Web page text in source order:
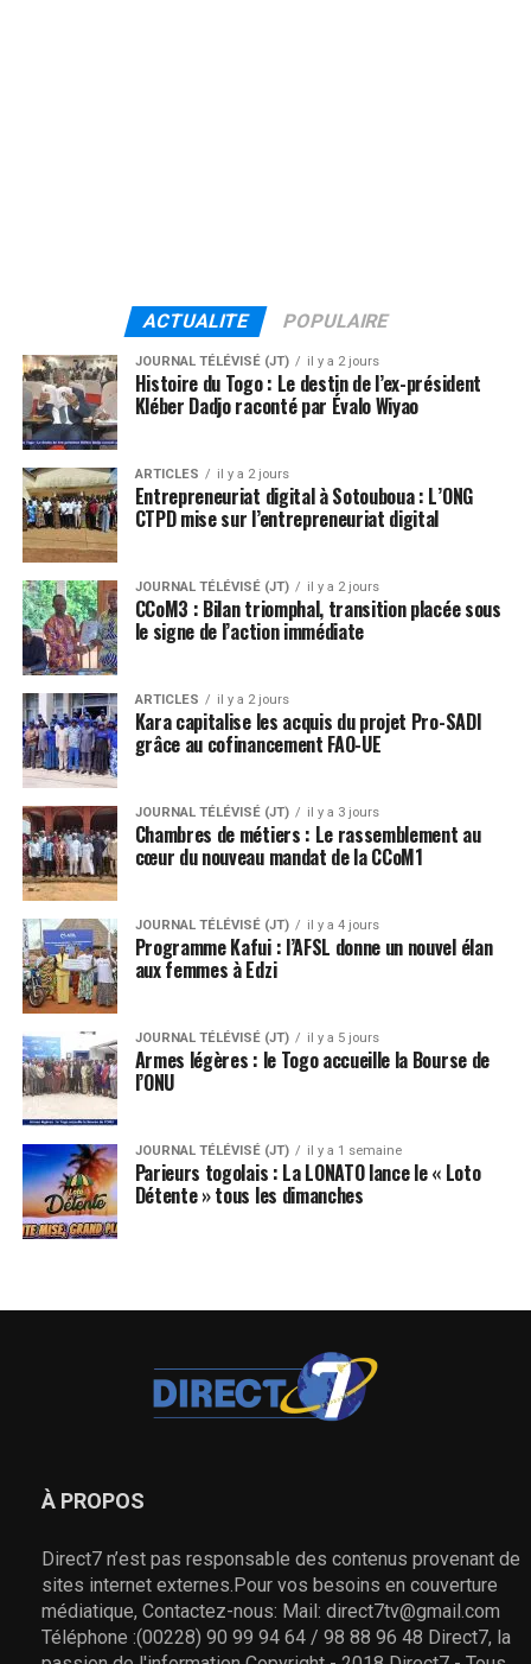
ACTUALITE POPULAIRE
JOURNAL TÉLÉVISÉ (JT) il y a 2 jours
Histoire du Togo : Le destin de l’ex-président
Kléber Dadjo raconté par Évalo Wiyao
ARTICLES il y a 2 jours
Entrepreneuriat digital à Sotouboua : L’ONG
CTPD mise sur l’entrepreneuriat digital
JOURNAL TÉLÉVISÉ (JT) il y a 2 jours
CCoM3 : Bilan triomphal, transition placée sous
le signe de l’action immédiate
ARTICLES il y a 2 jours
Kara capitalise les acquis du projet Pro-SADI
grâce au cofinancement FAO-UE
JOURNAL TÉLÉVISÉ (JT) il y a 3 jours
Chambres de métiers : Le rassemblement au
cœur du nouveau mandat de la CCoM1
JOURNAL TÉLÉVISÉ (JT) il y a 4 jours
Programme Kafui : l’AFSL donne un nouvel élan
aux femmes à Edzi
JOURNAL TÉLÉVISÉ (JT) il y a 5 jours
Armes légères : le Togo accueille la Bourse de
l’ONU
JOURNAL TÉLÉVISÉ (JT) il y a 1 semaine
Parieurs togolais : La LONATO lance le « Loto
Détente » tous les dimanches
À PROPOS
Direct7 n’est pas responsable des contenus provenant de
sites internet externes.Pour vos besoins en couverture
médiatique, Contactez-nous: Mail: direct7tv@gmail.com
Téléphone :(00228) 90 99 94 64 / 98 88 96 48 Direct7, la